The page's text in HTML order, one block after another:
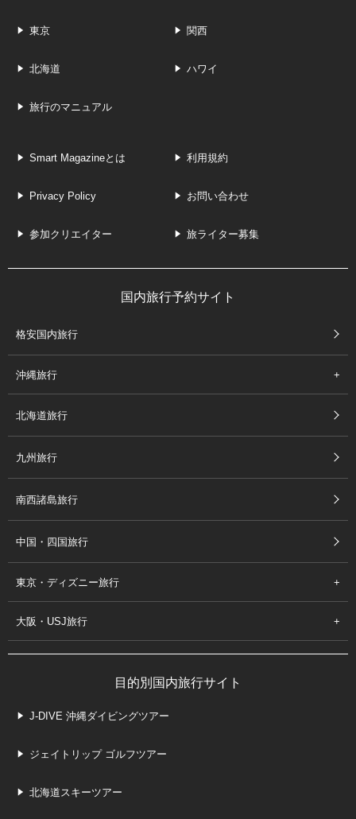
東京 関西
北海道 ハワイ
旅行のマニュアル
Smart Magazineとは 利用規約
Privacy Policy お問い合わせ
参加クリエイター 旅ライター募集
国内旅行予約サイト
格安国内旅行
沖縄旅行
北海道旅行
九州旅行
南西諸島旅行
中国・四国旅行
東京・ディズニー旅行
大阪・USJ旅行
目的別国内旅行サイト
J-DIVE 沖縄ダイビングツアー
ジェイトリップ ゴルフツアー
北海道スキーツアー